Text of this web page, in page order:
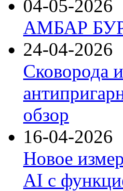
04-05-2026
АМБАР
24-04-2026
Сковорода
обзор
16-04-2026
Новое
AI с